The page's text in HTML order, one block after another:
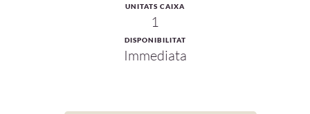
UNITATS CAIXA
1
DISPONIBILITAT
Immediata